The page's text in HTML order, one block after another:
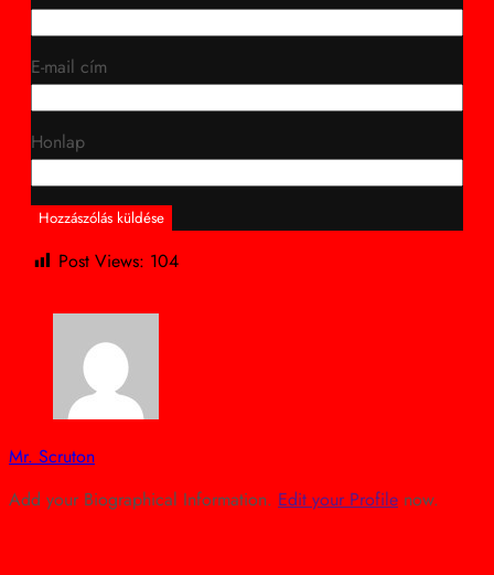
E-mail cím
Honlap
Post Views: 104
Mr. Scruton
Add your Biographical Information. Edit your Profile now.